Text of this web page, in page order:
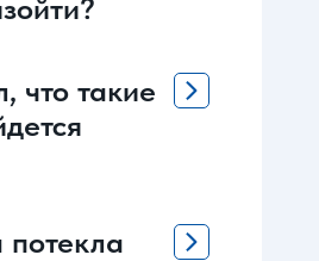
что такие
потекла